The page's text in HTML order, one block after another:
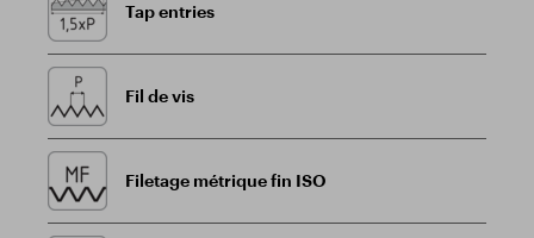
Tap entries
Fil de vis
Filetage métrique fin ISO